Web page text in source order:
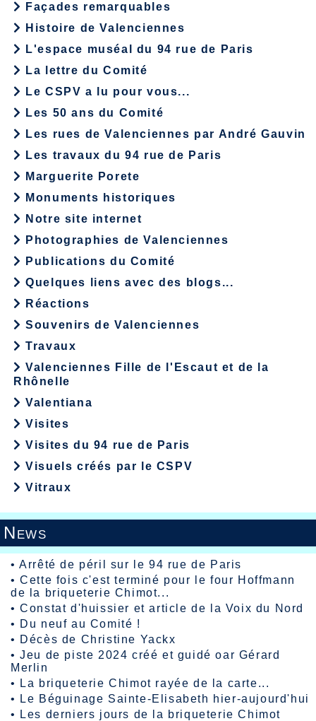
Façades remarquables
Histoire de Valenciennes
L'espace muséal du 94 rue de Paris
La lettre du Comité
Le CSPV a lu pour vous...
Les 50 ans du Comité
Les rues de Valenciennes par André Gauvin
Les travaux du 94 rue de Paris
Marguerite Porete
Monuments historiques
Notre site internet
Photographies de Valenciennes
Publications du Comité
Quelques liens avec des blogs...
Réactions
Souvenirs de Valenciennes
Travaux
Valenciennes Fille de l'Escaut et de la
Rhônelle
Valentiana
Visites
Visites du 94 rue de Paris
Visuels créés par le CSPV
Vitraux
News
•Arrêté de péril sur le 94 rue de Paris
•Cette fois c'est terminé pour le four Hoffmann
de la briqueterie Chimot...
•Constat d'huissier et article de la Voix du Nord
• Du neuf au Comité !
• Décès de Christine Yackx
•Jeu de piste 2024 créé et guidé oar Gérard
Merlin
•
La briqueterie Chimot rayée de la carte...
•
Le Béguinage Sainte-Elisabeth hier-aujourd'hui
•
Les derniers jours de la briqueterie Chimot